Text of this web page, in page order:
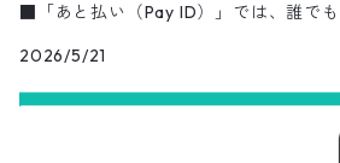
■「あと払い（Pay ID）」では、誰で
2026/5/21